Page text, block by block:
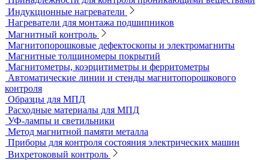
Нанотвердомеры
Портативные твердомеры
Твердомеры резины и пластмасс (дюрометры)
Универсальные твердомеры
Переносные твердомеры
Датчики для твердомеров
Дефектоскопы электролитические
Контроль проникающими веществами
Образцы для ЦД
Пенетрант, проявитель, очиститель
Ультрафиолетовые лампы
Принадлежности для контроля проникающими веществами
Индукционные нагреватели
Нагреватели для монтажа подшипников